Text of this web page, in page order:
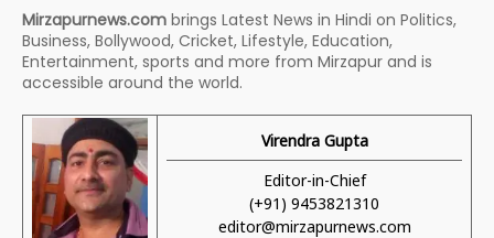
Mirzapurnews.com brings Latest News in Hindi on Politics,
Business, Bollywood, Cricket, Lifestyle, Education,
Entertainment, sports and more from Mirzapur and is
accessible around the world.
Virendra Gupta
Editor-in-Chief
(+91) 9453821310
editor@mirzapurnews.com